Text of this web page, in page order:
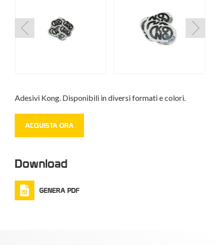
Adesivi Kong. Disponibili in diversi formati e colori.
ACQUISTA ORA
Download
GENERA PDF